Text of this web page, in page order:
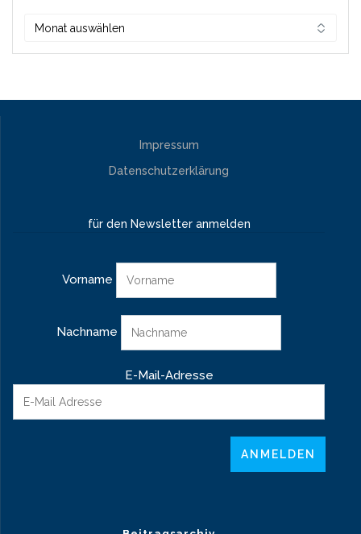
Impressum
Datenschutzerklärung
für den Newsletter anmelden
Vorname
Nachname
E-Mail-Adresse